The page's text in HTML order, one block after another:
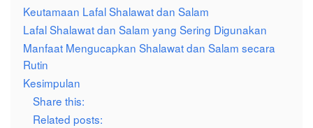
Keutamaan Lafal Shalawat dan Salam
Lafal Shalawat dan Salam yang Sering Digunakan
Manfaat Mengucapkan Shalawat dan Salam secara
Rutin
Kesimpulan
Share this:
Related posts: